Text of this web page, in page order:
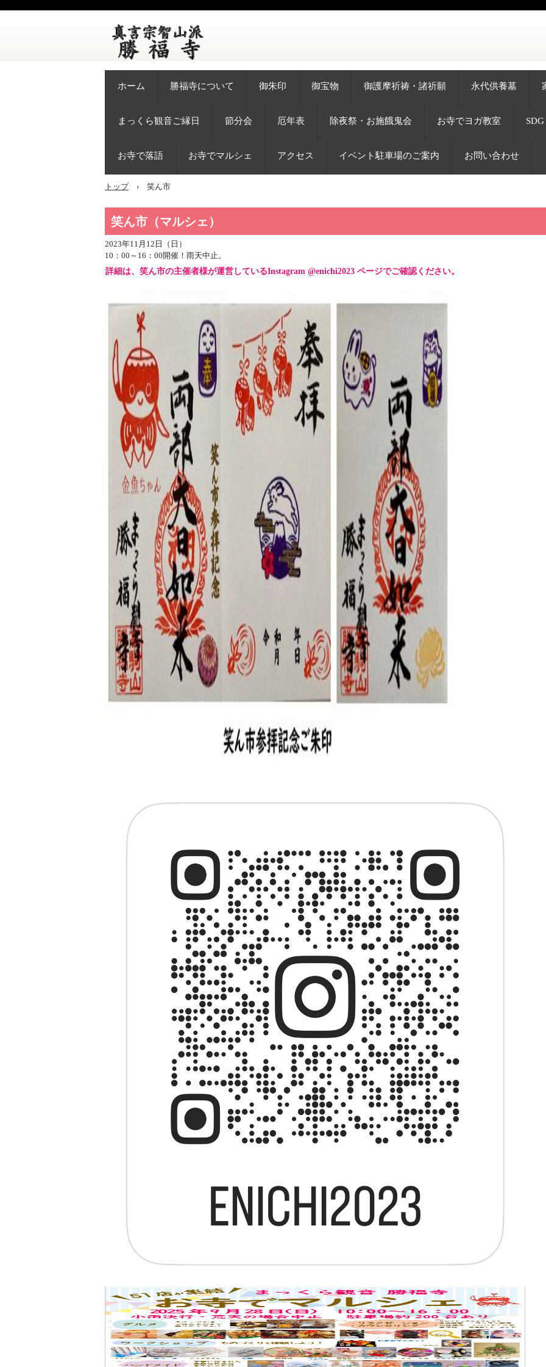
ホーム 勝福寺について 御朱印 御宝物 御護摩祈祷・諸祈願 永代供養墓
まっくら観音ご縁日 節分会 厄年表 除夜祭・お施餓鬼会 お寺でヨガ教室
お寺で落語 お寺でマルシェ アクセス イベント駐車場のご案内 お問い合わせ
トップ › 笑ん市
笑ん市（マルシェ）
2023年11月12日（日）
10：00～16：00開催！雨天中止。
詳細は、笑ん市の主催者様が運営しているInstagram @enichi2023 ページでご確認ください。